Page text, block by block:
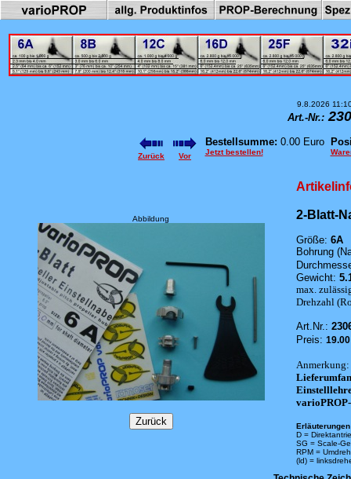
9.8.2026
Art.-Nr.:
Zurück Vor
Bestellsumme: 0.00 Euro
Jetzt bestellen!
Abbildung 2-Blatt-
Größe: 6A
Bohrung
Gewicht:
max.
Drehzahl
Art.Nr.:
Preis:
Anmerkung:
D =
SG = Scale-
RPM =
(ld) =